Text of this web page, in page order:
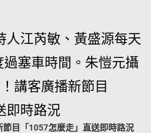
人江芮敏、黃盛源每天
塞車時間。朱愷元攝
目「1057怎麼走」直送即時路況